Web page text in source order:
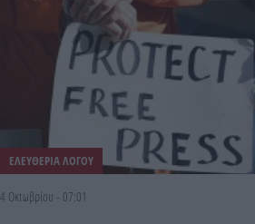
ΕΛΕΥΘΕΡΙΑ ΛΟΓΟΥ
4 Οκτωβρίου - 07:01